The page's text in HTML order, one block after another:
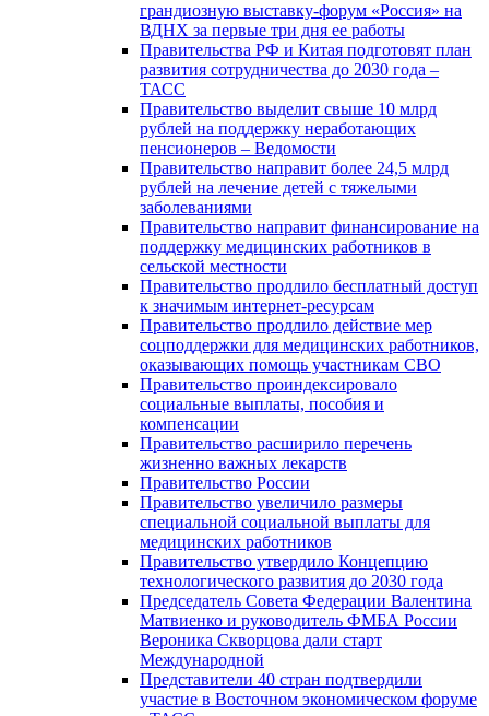
грандиозную выставку-форум «Россия» на
ВДНХ за первые три дня ее работы
Правительства РФ и Китая подготовят план
развития сотрудничества до 2030 года –
ТАСС
Правительство выделит свыше 10 млрд
рублей на поддержку неработающих
пенсионеров – Ведомости
Правительство направит более 24,5 млрд
рублей на лечение детей с тяжелыми
заболеваниями
Правительство направит финансирование на
поддержку медицинских работников в
сельской местности
Правительство продлило бесплатный доступ
к значимым интернет-ресурсам
Правительство продлило действие мер
соцподдержки для медицинских работников,
оказывающих помощь участникам СВО
Правительство проиндексировало
социальные выплаты, пособия и
компенсации
Правительство расширило перечень
жизненно важных лекарств
Правительство России
Правительство увеличило размеры
специальной социальной выплаты для
медицинских работников
Правительство утвердило Концепцию
технологического развития до 2030 года
Председатель Совета Федерации Валентина
Матвиенко и руководитель ФМБА России
Вероника Скворцова дали старт
Международной
Представители 40 стран подтвердили
участие в Восточном экономическом форуме